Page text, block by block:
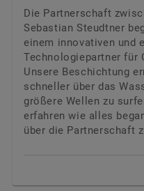
Die Partnerschaft
Sebastian Steudtner
einem innovativen und
Technologiepartner für
Unsere Beschichtung
schneller über das
größere Wellen zu
erfahren wie alles
über die Partnerschaft